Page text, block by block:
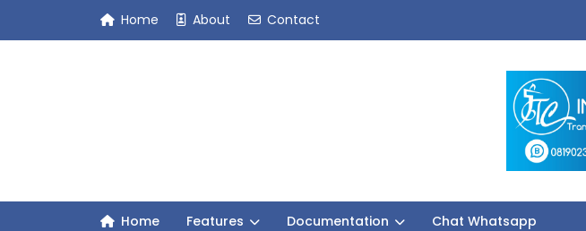
Home About Contact
Home Features Documentation Chat Whatsapp